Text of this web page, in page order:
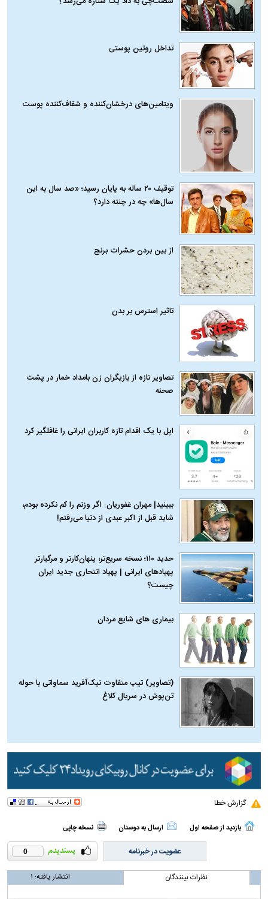
تداخل روتین پوستی
ویتامین‌های درخشان‌کننده و شفاف‌کننده پوست
توقیف ۲۰ ساله به پایان رسید؛ «صد سال به این
سال‌ها» چه در چنته دارد؟
از بین بردن حشرات برنج
تاثیر استرس بر بدن
تصاویر تازه از بازیگران زن بامداد خمار در پشت
صحنه
اپل با یک اقدام تازه کاربران ایرانی را غافلگیر کرد
ببینید| مهران غفوریان: اگر وزنم را کم نکرده بودم،
شاید قبل از اکبر عبدی از دنیا می‌رفتم!
حدید ۱۱۰؛ نسخه سریع‌تر، پنهان‌کارتر و مرگبارتر
پهپادهای ایرانی | پهپاد انتحاری جدید ایران
چیست؟
بیماری‌ های شایع مردان
(تصاویر) تیپ متفاوت نیک‌آفرید سماواتی با حوله
تن‌پوش در سریال کلاغ
گزارش خطا
بازدید از صفحه اول ارسال به دوستان نسخه چاپی
0 عضویت در خبرنامه
نظرات بینندگان انتشار یافته: ۱